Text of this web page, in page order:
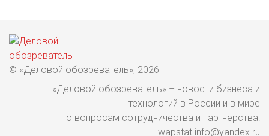
© «Деловой обозреватель», 2026
«Деловой обозреватель» – новости бизнеса и
технологий в России и в мире
По вопросам сотрудничества и партнерства:
wapstat.info@yandex.ru